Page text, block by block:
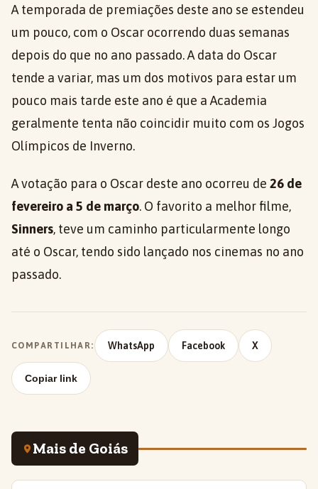
A temporada de premiações deste ano se estendeu
um pouco, com o Oscar ocorrendo duas semanas
depois do que no ano passado. A data do Oscar
tende a variar, mas um dos motivos para estar um
pouco mais tarde este ano é que a Academia
geralmente tenta não coincidir muito com os Jogos
Olímpicos de Inverno.
A votação para o Oscar deste ano ocorreu de 26 de
fevereiro a 5 de março. O favorito a melhor filme,
Sinners, teve um caminho particularmente longo
até o Oscar, tendo sido lançado nos cinemas no ano
passado.
COMPARTILHAR: WhatsApp Facebook X
Copiar link
Mais de Goiás